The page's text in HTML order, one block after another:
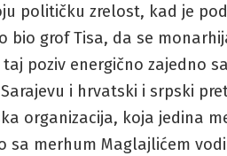
političku zrelost, kad je
grof Tisa, da se
poziv energično zajedno
i hrvatski i srpski
organizacija, koja jedina
sa merhum Maglajlićem